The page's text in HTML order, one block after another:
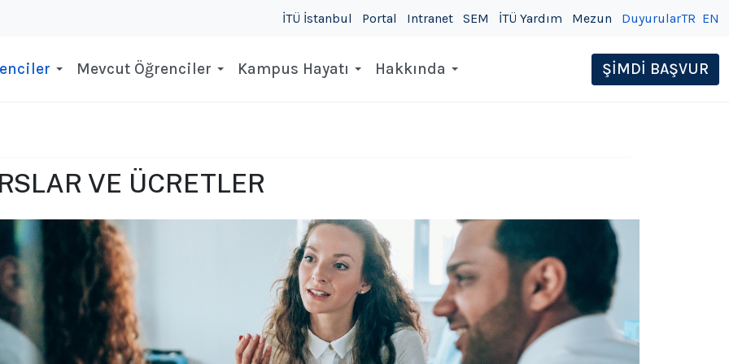
İTÜ İstanbul Portal Intranet SEM İTÜ Yardım Mezun DuyurularTR EN
Mevcut Öğrenciler Kampus Hayatı Hakkında ŞİMDİ BAŞVUR
VE ÜCRETLER